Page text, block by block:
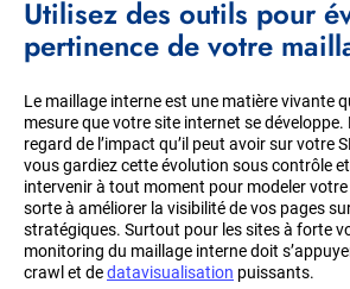
Utilisez des outils pour
pertinence de votre
Le maillage interne est une matière vivante
mesure que votre site internet se développe.
regard de l’impact qu’il peut avoir sur votre
vous gardiez cette évolution sous contrôle
intervenir à tout moment pour modeler
sorte à améliorer la visibilité de vos pages
stratégiques. Surtout pour les sites à forte
monitoring du maillage interne doit
crawl et dedatavisualisation puissants.